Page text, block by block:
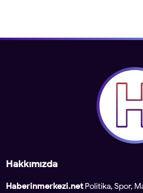
Hakkımızda
Haberinmerkezi.netPolitika, Spor,